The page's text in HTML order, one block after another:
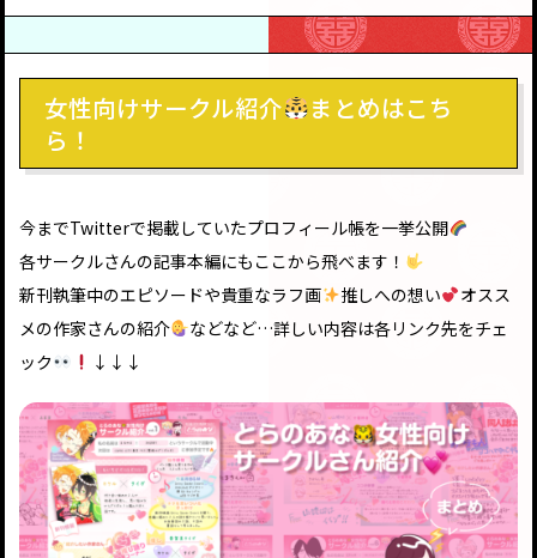
女性向けサークル紹介
まとめはこち
ら！
今までTwitterで掲載していたプロフィール帳を一挙公開
各サークルさんの記事本編にもここから飛べます！
新刊執筆中のエピソードや貴重なラフ画
推しへの想い
オスス
メの作家さんの紹介
などなど…詳しい内容は各リンク先をチェ
ック
↓↓↓